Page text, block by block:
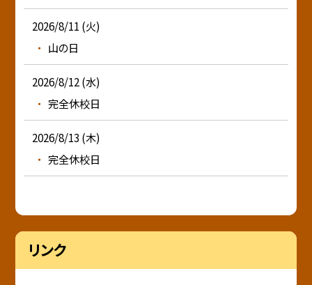
2026/8/11 (火)
山の日
2026/8/12 (水)
完全休校日
2026/8/13 (木)
完全休校日
リンク